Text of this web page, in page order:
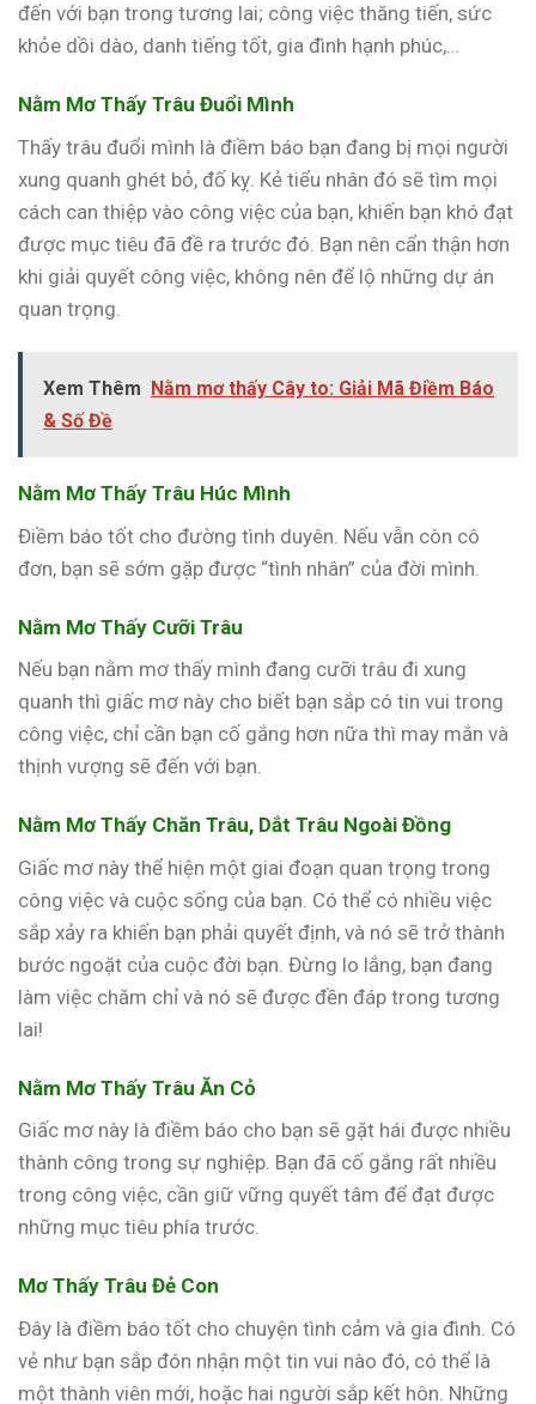
đến với bạn trong tương lai; công việc thăng tiến, sức
khỏe dồi dào, danh tiếng tốt, gia đình hạnh phúc,…
Nằm Mơ Thấy Trâu Đuổi Mình
Thấy trâu đuổi mình là điềm báo bạn đang bị mọi người
xung quanh ghét bỏ, đố kỵ. Kẻ tiểu nhân đó sẽ tìm mọi
cách can thiệp vào công việc của bạn, khiến bạn khó đạt
được mục tiêu đã đề ra trước đó. Bạn nên cẩn thận hơn
khi giải quyết công việc, không nên để lộ những dự án
quan trọng.
Xem Thêm Nằm mơ thấy Cây to: Giải Mã Điềm Báo
& Số Đề
Nằm Mơ Thấy Trâu Húc Mình
Điềm báo tốt cho đường tình duyên. Nếu vẫn còn cô
đơn, bạn sẽ sớm gặp được “tình nhân” của đời mình.
Nằm Mơ Thấy Cưỡi Trâu
Nếu bạn nằm mơ thấy mình đang cưỡi trâu đi xung
quanh thì giấc mơ này cho biết bạn sắp có tin vui trong
công việc, chỉ cần bạn cố gắng hơn nữa thì may mắn và
thịnh vượng sẽ đến với bạn.
Nằm Mơ Thấy Chăn Trâu, Dắt Trâu Ngoài Đồng
Giấc mơ này thể hiện một giai đoạn quan trọng trong
công việc và cuộc sống của bạn. Có thể có nhiều việc
sắp xảy ra khiến bạn phải quyết định, và nó sẽ trở thành
bước ngoặt của cuộc đời bạn. Đừng lo lắng, bạn đang
làm việc chăm chỉ và nó sẽ được đền đáp trong tương
lai!
Nằm Mơ Thấy Trâu Ăn Cỏ
Giấc mơ này là điềm báo cho bạn sẽ gặt hái được nhiều
thành công trong sự nghiệp. Bạn đã cố gắng rất nhiều
trong công việc, cần giữ vững quyết tâm để đạt được
những mục tiêu phía trước.
Mơ Thấy Trâu Đẻ Con
Đây là điềm báo tốt cho chuyện tình cảm và gia đình. Có
vẻ như bạn sắp đón nhận một tin vui nào đó, có thể là
một thành viên mới, hoặc hai người sắp kết hôn. Những